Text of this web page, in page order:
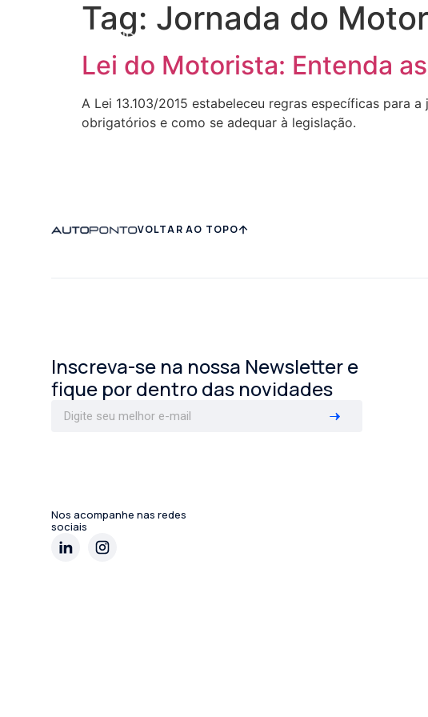
Tag: Jornada do
Lei do Motorista: Entenda
A Lei 13.103/2015 estabeleceu regras específicas para
obrigatórios e como se adequar à legislação.
VOLTAR AO TOPO
Inscreva-se na nossa Newsletter e
fique por dentro das novidades
Nos acompanhe nas redes
sociais